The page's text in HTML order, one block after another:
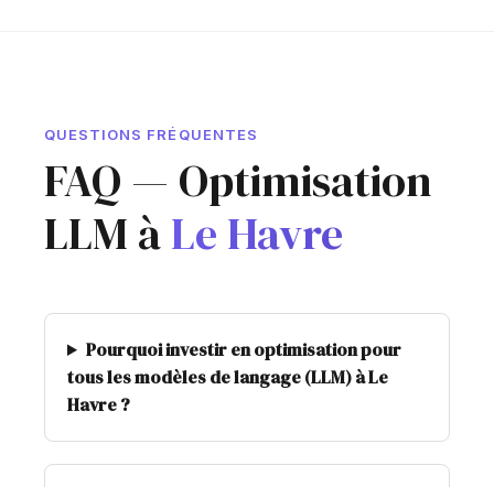
QUESTIONS FRÉQUENTES
FAQ — Optimisation
LLM àLe Havre
Pourquoi investir en optimisation pour
tous les modèles de langage (LLM) à Le
Havre ?